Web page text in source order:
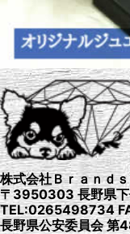
株式会社Ｂｒａｎｄｓ
〒3950303 長野県下
TEL:0265498734
長野県公安委員会 第